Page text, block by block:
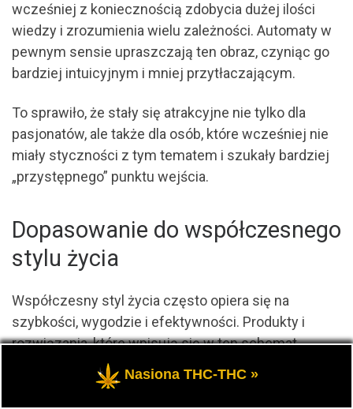
wcześniej z koniecznością zdobycia dużej ilości
wiedzy i zrozumienia wielu zależności. Automaty w
pewnym sensie upraszczają ten obraz, czyniąc go
bardziej intuicyjnym i mniej przytłaczającym.
To sprawiło, że stały się atrakcyjne nie tylko dla
pasjonatów, ale także dla osób, które wcześniej nie
miały styczności z tym tematem i szukały bardziej
„przystępnego” punktu wejścia.
Dopasowanie do współczesnego
stylu życia
Współczesny styl życia często opiera się na
szybkości, wygodzie i efektywności. Produkty i
rozwiązania, które wpisują się w ten schemat,
zyskują naturalną przewagę na rynku.
Automatyczne odmiany konopi doskonale
Nasiona THC-THC »